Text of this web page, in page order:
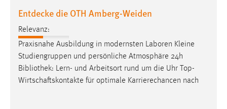
Entdecke die OTH Amberg-Weiden
Relevanz:
Praxisnahe Ausbildung in modernsten Laboren Kleine
Studiengruppen und persönliche Atmosphäre 24h
Bibliothek: Lern- und Arbeitsort rund um die Uhr Top-
Wirtschaftskontakte für optimale Karrierechancen nach